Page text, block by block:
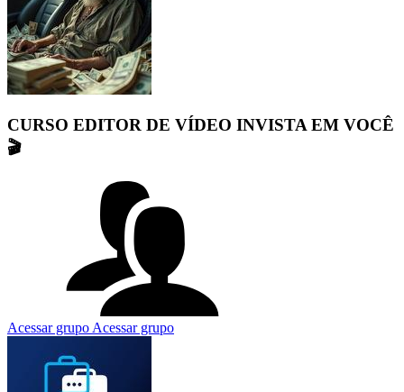
CURSO EDITOR DE VÍDEO INVISTA EM VOCÊ
🎬
Acessar grupo Acessar grupo